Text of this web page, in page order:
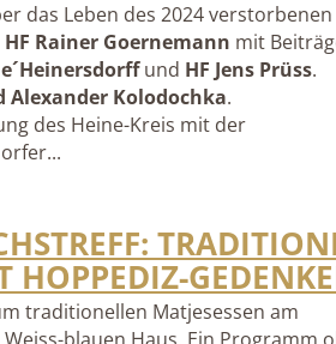
das Leben des 2024 verstorbenen
HF Rainer Goernemann mit
und HF Jens Prüss.
Alexander Kolodochka.
des Heine-Kreis mit der
HOPPEDIZ-
traditionellen Matjesessen am